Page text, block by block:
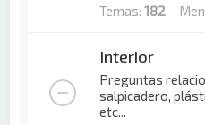
Temas:182
Interior
Preguntas
salpicadero,
etc...